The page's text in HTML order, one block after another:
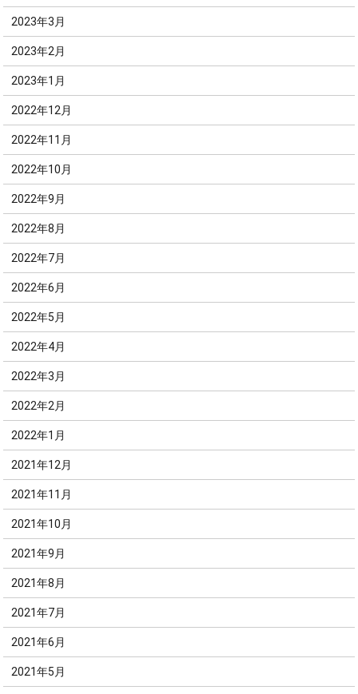
2023年3月
2023年2月
2023年1月
2022年12月
2022年11月
2022年10月
2022年9月
2022年8月
2022年7月
2022年6月
2022年5月
2022年4月
2022年3月
2022年2月
2022年1月
2021年12月
2021年11月
2021年10月
2021年9月
2021年8月
2021年7月
2021年6月
2021年5月